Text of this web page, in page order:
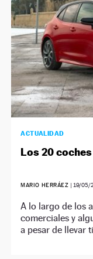
ACTUALIDAD
Los 20
MARIO HERRÁEZ | 19/05/
A lo largo de los
comerciales y
a pesar de llevar